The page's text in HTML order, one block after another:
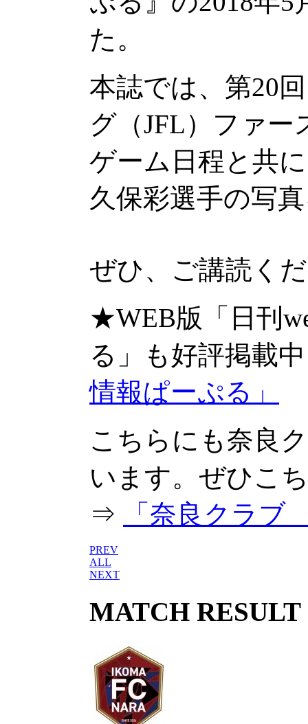
た。
本誌では、第20
グ（JFL）ファ
ゲーム日程と共
久保彩選手の写
ぜひ、ご講読く
★WEB版「日刊
る」も好評掲載
情報ぱーぷる」
こちらにも奈良
います。ぜひこ
⇒
「奈良クラ
PREV
ALL
NEXT
MATCH RESULT